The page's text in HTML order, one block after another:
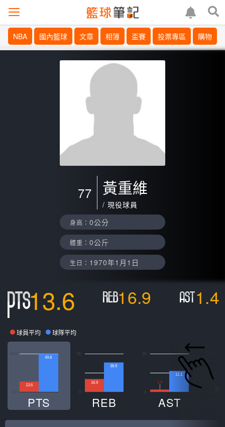
NBA 國內籃球 文章 相簿 盃賽 投票專區 購物
77 黃重維
/ 現役球員
身高： 0公分
體重： 0公斤
生日： 1970年1月1日
13.6 16.9 1.4
球員平均 球隊平均
49.8
13.6
49.8
PTS
50
16.9
38.9
REB
20
1.4
11.1
AST